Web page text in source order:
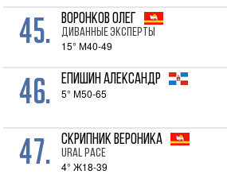
45. ВОРОНКОВ Олег
Диванные эксперты
15° М40-49
46. ЕПИШИН Александр
5° М50-65
47. СКРИПНИК Вероника
URAl PACE
4° Ж18-39